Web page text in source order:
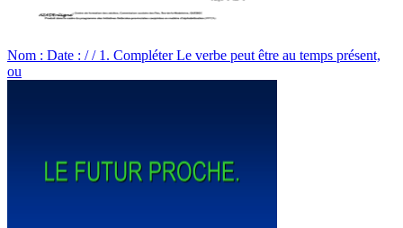
Nom : Date : / / 1. Compléter Le verbe peut être au temps présent,
ou